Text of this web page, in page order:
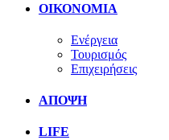
ΟΙΚΟΝΟΜΙΑ
Ενέργεια
Τουρισμός
Επιχειρήσεις
ΑΠΟΨΗ
LIFE